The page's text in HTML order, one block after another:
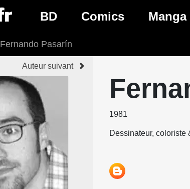
BD
Nouveautés BD
Prochaines sorties BD
Comics
Genres Comics
Manga
Genres
Fernando Pasarín
Auteur suivant
1981
Dessinateur, coloriste